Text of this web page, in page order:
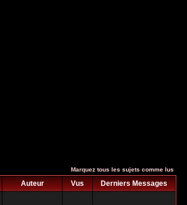
Marquez tous les sujets comme lus
Auteur Vus Derniers Messages